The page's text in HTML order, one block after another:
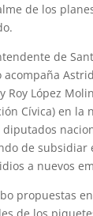
de los
de
Roy López
Cívica) en la
de subsidiar
a nuevos
propuestas
de los